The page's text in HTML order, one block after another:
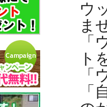
ウ
ま
「
ト
「
「